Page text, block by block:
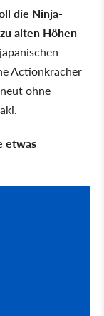
die Ninja-
alten Höhen
Actionkracher
ohne
etwas